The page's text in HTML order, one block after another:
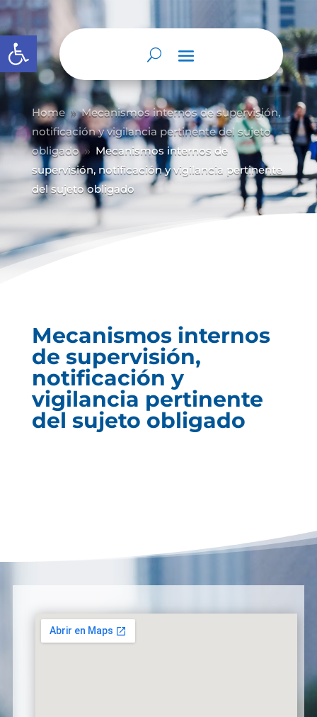
Abrir barra de herramientas
Home 9 Mecanismos internos de supervisión,
notificación y vigilancia pertinente del sujeto
obligado 9 Mecanismos internos de
supervisión, notificación y vigilancia pertinente
del sujeto obligado
Mecanismos internos
de supervisión,
notificación y
vigilancia pertinente
del sujeto obligado